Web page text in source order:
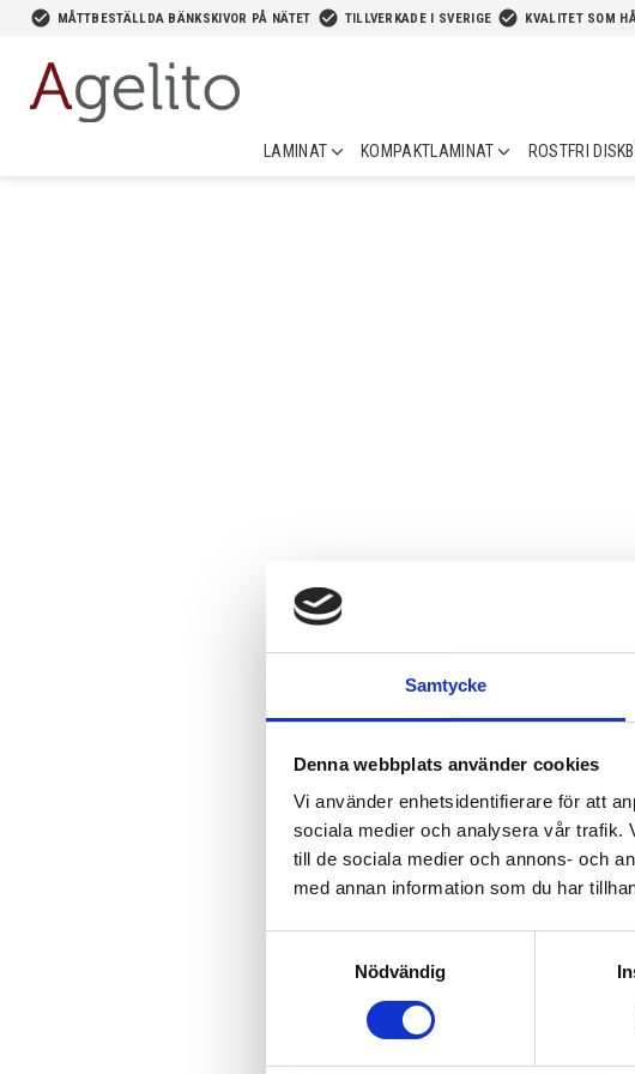
Samtycke
Denna webbplats använder cookies
Vi använder enhetsidentifierare för att
sociala medier och analysera vår trafik.
till de sociala medier och annons- och
med annan information som du har
Nödvändig
check_circle MÅTTBESTÄLLDA BÄNKSKIVOR PÅ NÄTET check_circle TILLVERKADE I SVERIGE check_circle KVALITET SOM
LAMINAT KOMPAKTLAMINAT ROSTFRI